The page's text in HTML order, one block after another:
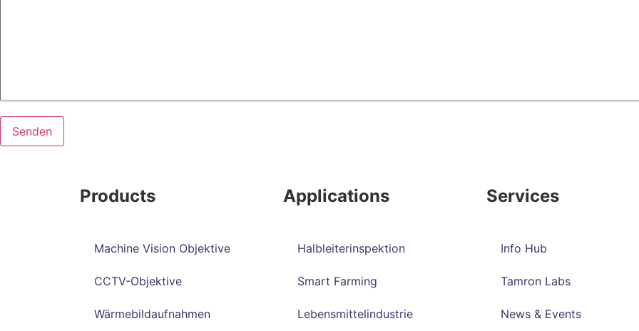
Products
Machine Vision Objektive
CCTV-Objektive
Wärmebildaufnahmen
Applications
Halbleiterinspektion
Smart Farming
Lebensmittelindustrie
Services
Info Hub
Tamron Labs
News & Events